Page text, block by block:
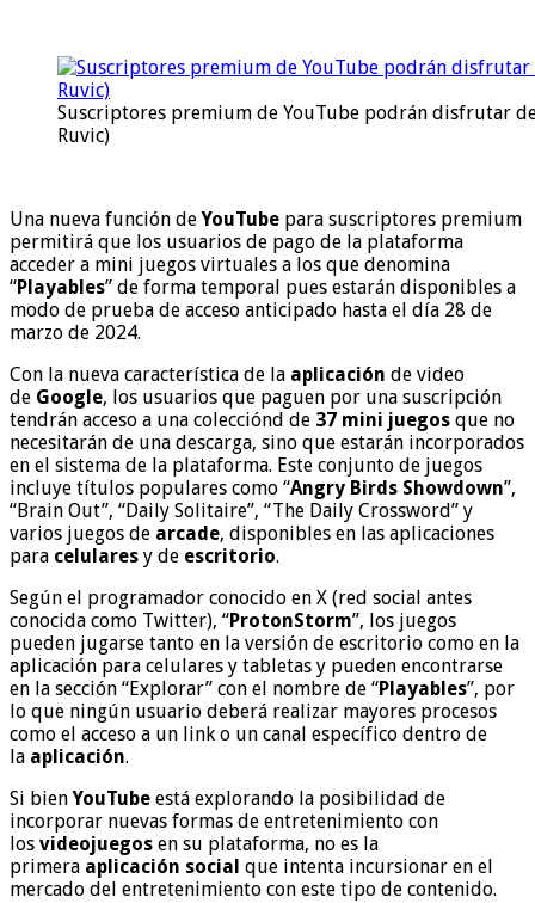
Suscriptores premium de YouTube podrán disfrutar
Ruvic)
Una nueva función deYouTube para suscriptores premium
permitirá que los usuarios de pago de la plataforma
acceder a mini juegos virtuales a los que denomina
“Playables” de forma temporal pues estarán disponibles a
modo de prueba de acceso anticipado hasta el día 28 de
marzo de 2024.
Con la nueva característica de la aplicación de video
de Google, los usuarios que paguen por una suscripción
tendrán acceso a una colecciónd de 37 mini juegos que no
necesitarán de una descarga, sino que estarán incorporados
en el sistema de la plataforma. Este conjunto de juegos
incluye títulos populares como “Angry Birds Showdown”,
“Brain Out”, “Daily Solitaire”, “The Daily Crossword” y
varios juegos de arcade, disponibles en las aplicaciones
para celulares y de escritorio.
Según el programador conocido en X (red social antes
conocida como Twitter), “ProtonStorm”, los juegos
pueden jugarse tanto en la versión de escritorio como en la
aplicación para celulares y tabletas y pueden encontrarse
en la sección “Explorar” con el nombre de “Playables”, por
lo que ningún usuario deberá realizar mayores procesos
como el acceso a un link o un canal específico dentro de
la aplicación.
Si bienYouTube está explorando la posibilidad de
incorporar nuevas formas de entretenimiento con
los videojuegos en su plataforma, no es la
primera aplicación social que intenta incursionar en el
mercado del entretenimiento con este tipo de contenido.